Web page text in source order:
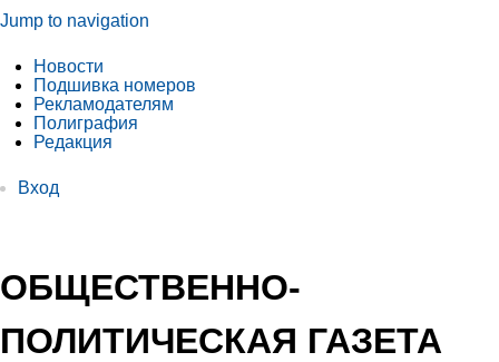
Jump to navigation
Новости
Подшивка номеров
Рекламодателям
Полиграфия
Редакция
Вход
ОБЩЕСТВЕННО-
ПОЛИТИЧЕСКАЯ ГАЗЕТА